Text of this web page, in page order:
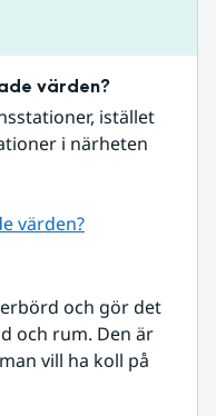
värden?
istället
i närheten
värden?
och gör det
och rum. Den är
vill ha koll på